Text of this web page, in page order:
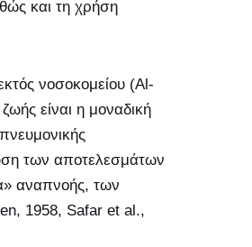
και τη χρήση
νοσοκομείου (Al-
είναι η μοναδική
των αποτελεσμάτων
αναπνοής, των
1958, Safar et al.,